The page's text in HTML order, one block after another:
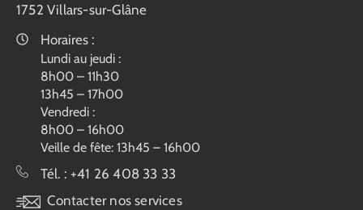
1752 Villars-sur-Glâne
Horaires :
Lundi au jeudi :
8h00 – 11h30
13h45 – 17h00
Vendredi :
8h00 – 16h00
Veille de fête: 13h45 – 16h00
Tél. : +41 26 408 33 33
Contacter nos services